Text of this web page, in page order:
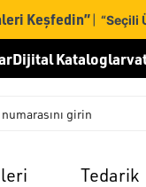
Keşfedin”| “Seçili
Dijital Kataloglar
Tedarik